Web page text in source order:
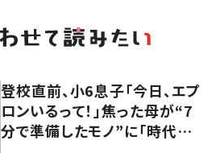
登校直前、小6息子「今日、エプ
ロンいるって！」焦った母が“7
分で準備したモノ”に「時代の